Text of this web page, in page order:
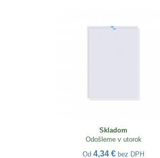
Skladom
Odošleme v utorok
Od 4,34 € bez DPH